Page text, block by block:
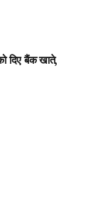
दिए बैंक खाते,